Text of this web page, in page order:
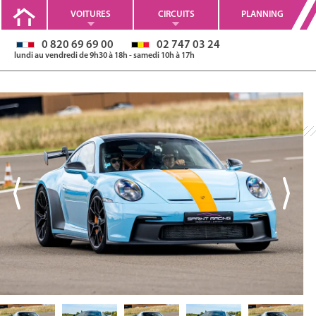
VOITURES CIRCUITS PLANNING
0 820 69 69 00 02 747 03 24
lundi au vendredi de 9h30 à 18h - samedi 10h à 17h